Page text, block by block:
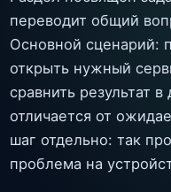
переводит общий
Основной сценарий:
открыть нужный
сравнить результат
отличается от
шаг отдельно: так
проблема на